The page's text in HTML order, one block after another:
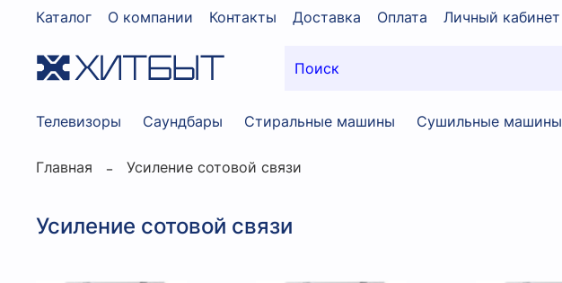
Каталог О компании Контакты Доставка Оплата Личный кабинет
Телевизоры Саундбары Стиральные машины Сушильные машины
Главная Усиление сотовой связи
Усиление сотовой связи